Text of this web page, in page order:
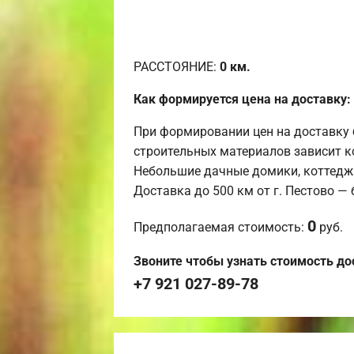
РАССТОЯНИЕ: 0 км.
Как формируется цена на доставку:
При формировании цен на
строительных материалов зависит
Небольшие дачные домики,
Доставка до 500 км от г. Пестово —
Предполагаемая стоимость: 0 руб.
Звоните чтобы узнать стоимость
+7 921 027-89-78